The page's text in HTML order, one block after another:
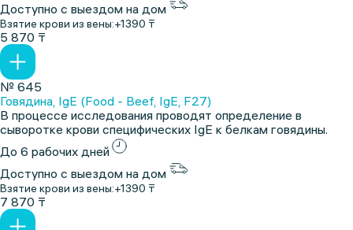
Доступно с выездом на дом
Взятие крови из вены:+1390 ₸
5 870 ₸
№ 645
Говядина, IgE (Food - Beef, IgE, F27)
В процессе исследования проводят определение в
сыворотке крови специфических IgE к белкам говядины.
До 6 рабочих дней
Доступно с выездом на дом
Взятие крови из вены:+1390 ₸
7 870 ₸